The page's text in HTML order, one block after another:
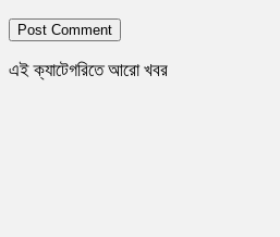
এই ক্যাটেগরিতে আরো খবর